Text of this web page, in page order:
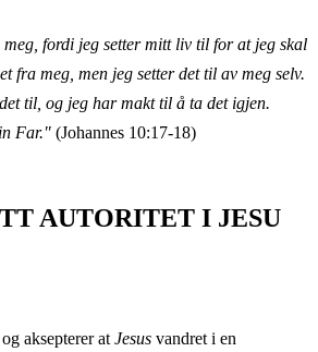
fordi jeg setter mitt liv til for at jeg skal
fra meg, men jeg setter det til av meg selv.
til, og jeg har makt til å ta det igjen.
Far." (Johannes 10:17-18)
AUTORITET I JESU
aksepterer at Jesus vandret i en